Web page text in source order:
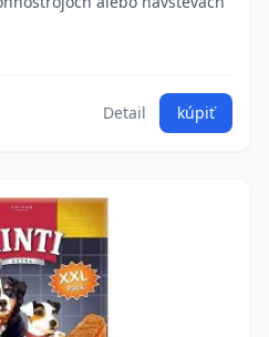
Detail kúpiť